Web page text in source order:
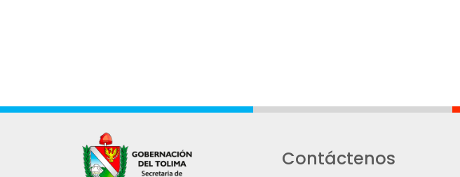
Contáctenos